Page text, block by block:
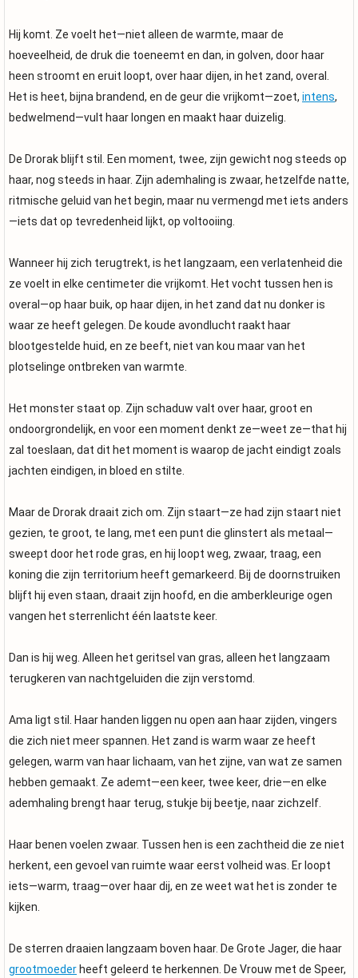
Hij komt. Ze voelt het—niet alleen de warmte, maar de
hoeveelheid, de druk die toeneemt en dan, in golven, door haar
heen stroomt en eruit loopt, over haar dijen, in het zand, overal.
Het is heet, bijna brandend, en de geur die vrijkomt—zoet, intens,
bedwelmend—vult haar longen en maakt haar duizelig.
De Drorak blijft stil. Een moment, twee, zijn gewicht nog steeds op
haar, nog steeds in haar. Zijn ademhaling is zwaar, hetzelfde natte,
ritmische geluid van het begin, maar nu vermengd met iets anders
—iets dat op tevredenheid lijkt, op voltooiing.
Wanneer hij zich terugtrekt, is het langzaam, een verlatenheid die
ze voelt in elke centimeter die vrijkomt. Het vocht tussen hen is
overal—op haar buik, op haar dijen, in het zand dat nu donker is
waar ze heeft gelegen. De koude avondlucht raakt haar
blootgestelde huid, en ze beeft, niet van kou maar van het
plotselinge ontbreken van warmte.
Het monster staat op. Zijn schaduw valt over haar, groot en
ondoorgrondelijk, en voor een moment denkt ze—weet ze—that hij
zal toeslaan, dat dit het moment is waarop de jacht eindigt zoals
jachten eindigen, in bloed en stilte.
Maar de Drorak draait zich om. Zijn staart—ze had zijn staart niet
gezien, te groot, te lang, met een punt die glinstert als metaal—
sweept door het rode gras, en hij loopt weg, zwaar, traag, een
koning die zijn territorium heeft gemarkeerd. Bij de doornstruiken
blijft hij even staan, draait zijn hoofd, en die amberkleurige ogen
vangen het sterrenlicht één laatste keer.
Dan is hij weg. Alleen het geritsel van gras, alleen het langzaam
terugkeren van nachtgeluiden die zijn verstomd.
Ama ligt stil. Haar handen liggen nu open aan haar zijden, vingers
die zich niet meer spannen. Het zand is warm waar ze heeft
gelegen, warm van haar lichaam, van het zijne, van wat ze samen
hebben gemaakt. Ze ademt—een keer, twee keer, drie—en elke
ademhaling brengt haar terug, stukje bij beetje, naar zichzelf.
Haar benen voelen zwaar. Tussen hen is een zachtheid die ze niet
herkent, een gevoel van ruimte waar eerst volheid was. Er loopt
iets—warm, traag—over haar dij, en ze weet wat het is zonder te
kijken.
De sterren draaien langzaam boven haar. De Grote Jager, die haar
grootmoeder heeft geleerd te herkennen. De Vrouw met de Speer,